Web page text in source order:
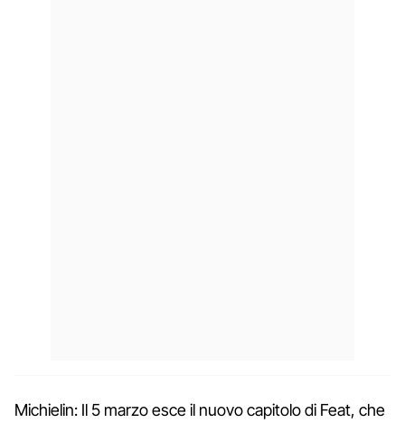
Michielin: Il 5 marzo esce il nuovo capitolo di Feat, che